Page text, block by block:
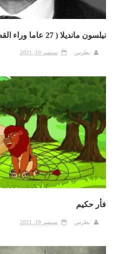
نيلسون مانديلا ( 27 عاما وراء القضبان من اجل الحرية )
بطرس سبتمبر 19, 2021
فأر حكيم
بطرس سبتمبر 19, 2021